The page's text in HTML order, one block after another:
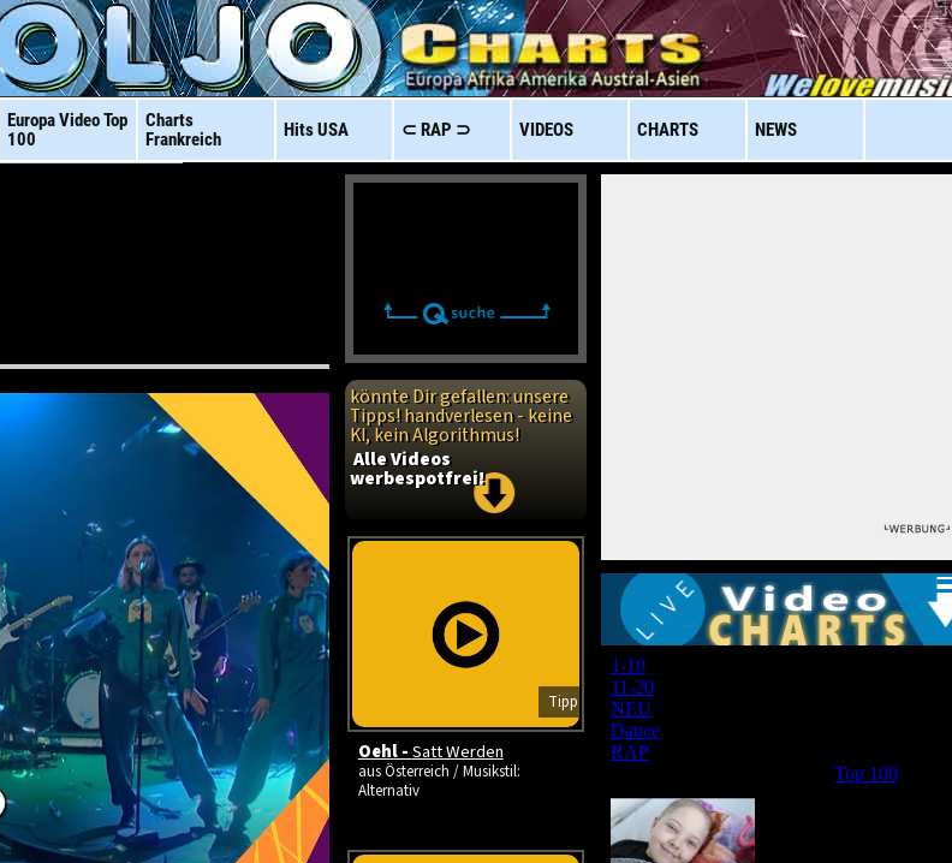
Europa VideoTop
100
Charts
Frankreich
HitsUSA ⊂ RAP ⊃ VIDEOS CHARTS NEWS
könnte Dir gefallen: unsere
Tipps! handverlesen - keine
KI, kein Algorithmus!
Alle Videos
werbespotfrei!
Tipp
Oehl -Satt Werden
aus Österreich / Musikstil:
Alternativ